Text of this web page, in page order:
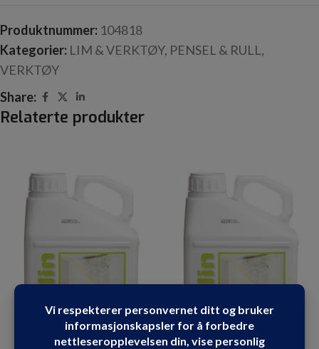
Produktnummer: 104818
Kategorier: LIM & VERKTØY, PENSEL & RULL,
VERKTØY
Share:
Relaterte produkter